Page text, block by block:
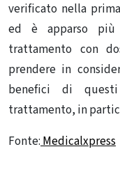
verificato nella
ed è apparso
trattamento con
prendere in
benefici di
trattamento, in
Fonte:Medicalxpress